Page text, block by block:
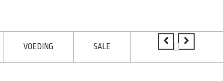
VOEDING SALE